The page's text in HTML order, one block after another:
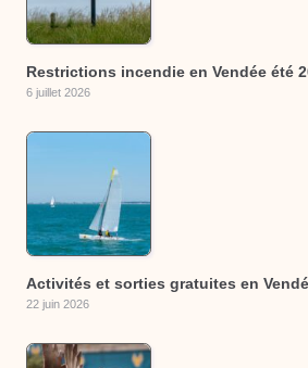
Restrictions incendie en Vendée été
6 juillet 2026
Activités et sorties gratuites en
22 juin 2026